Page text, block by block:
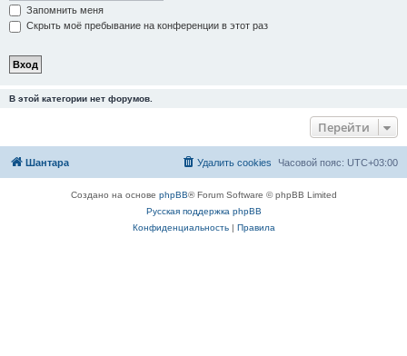
Запомнить меня
Скрыть моё пребывание на конференции в этот раз
В этой категории нет форумов.
Перейти
Шантара Часовой пояс: UTC+03:00
Удалить cookies
Создано на основе phpBB® Forum Software © phpBB Limited
Русская поддержка phpBB
Конфиденциальность| Правила